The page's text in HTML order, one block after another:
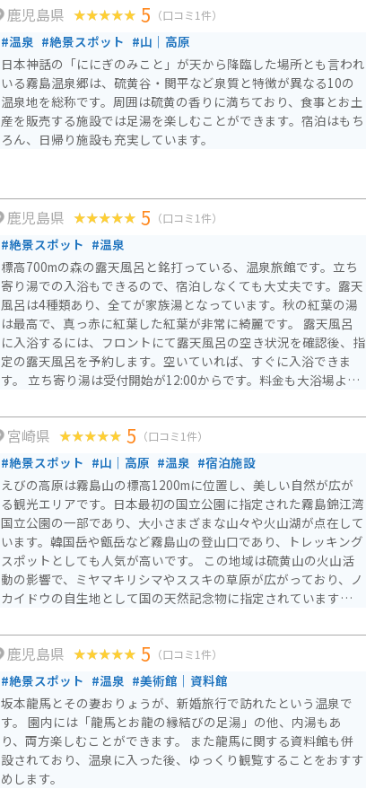
鹿児島県 5 （口コミ1件）
#温泉 #絶景スポット #山｜高原
日本神話の「ににぎのみこと」が天から降臨した場所とも言われ
いる霧島温泉郷は、硫黄谷・関平など泉質と特徴が異なる10の
温泉地を総称です。周囲は硫黄の香りに満ちており、食事とお土
産を販売する施設では足湯を楽しむことができます。宿泊はもち
ろん、日帰り施設も充実しています。
鹿児島県 5 （口コミ1件）
#絶景スポット #温泉
標高700mの森の露天風呂と銘打っている、温泉旅館です。立ち
寄り湯での入浴もできるので、宿泊しなくても大丈夫です。露天
風呂は4種類あり、全てが家族湯となっています。秋の紅葉の湯
は最高で、真っ赤に紅葉した紅葉が非常に綺麗です。 露天風呂
に入浴するには、フロントにて露天風呂の空き状況を確認後、指
定の露天風呂を予約します。空いていれば、すぐに入浴できま
す。 立ち寄り湯は受付開始が12:00からです。料金も大浴場より
ごす事ができます。バイク専用の駐輪場はありませんので、普通
車用の駐車場に停車する必要があります。季節によって、景色が
変わりますので、何度行っても楽しめます。
宮崎県 5 （口コミ1件）
#絶景スポット #山｜高原 #温泉 #宿泊施設
えびの高原は霧島山の標高1200mに位置し、美しい自然が広が
る観光エリアです。日本最初の国立公園に指定された霧島錦江湾
国立公園の一部であり、大小さまざまな山々や火山湖が点在して
います。韓国岳や甑岳など霧島山の登山口であり、トレッキング
スポットとしても人気が高いです。 この地域は硫黄山の火山活
動の影響で、ミヤマキリシマやススキの草原が広がっており、ノ
カイドウの自生地として国の天然記念物に指定されています。こ
春から初夏にかけてはミヤマキリシマや大山レンゲ、夏つばきな
どが見られ、秋には鮮やかな紅葉で彩られています。 えびの高
原にはエコミュージアムセンター、日本最南端の屋外スケート
場、ホテル、土産物屋、キャンプ場などの施設が整備されていま
す。地元の伝承では、かつて一帯を占めていたススキが火山ガス
の影響で「えび色」に変わったことが、「えびの高原」の地名の
由来だとされています。
鹿児島県 5 （口コミ1件）
#絶景スポット #温泉 #美術館｜資料館
坂本龍馬とその妻おりょうが、新婚旅行で訪れたという温泉で
す。 園内には「龍馬とお龍の縁結びの足湯」の他、内湯もあ
り、両方楽しむことができます。 また龍馬に関する資料館も併
設されており、温泉に入った後、ゆっくり観覧することをおすす
めします。